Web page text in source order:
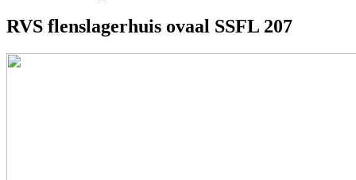
RVS flenslagerhuis ovaal SSFL 207